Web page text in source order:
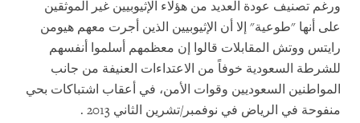
ورغم تصنيف عودة العديد من هؤلاء الإثيوبيين غير الموثقين
على أنها "طوعية" إلا أن الإثيوبيين الذين أجرت معهم هيومن
رايتس ووتش المقابلات قالوا إن معظمهم أسلموا أنفسهم
للشرطة السعودية خوفاً من الاعتداءات العنيفة من جانب
المواطنين السعوديين وقوات الأمن، في أعقاب اشتباكات بحي
منفوحة في الرياض في نوفمبر/تشرين الثاني 2013
.